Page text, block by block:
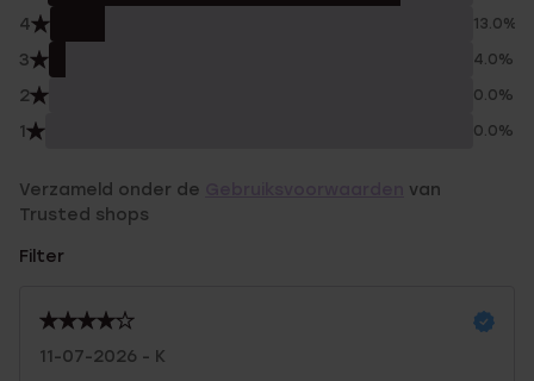
4 13.0%
3 4.0%
2 0.0%
1 0.0%
Verzameld onder de
van
Trusted shops
Filter
11-07-2026 - K